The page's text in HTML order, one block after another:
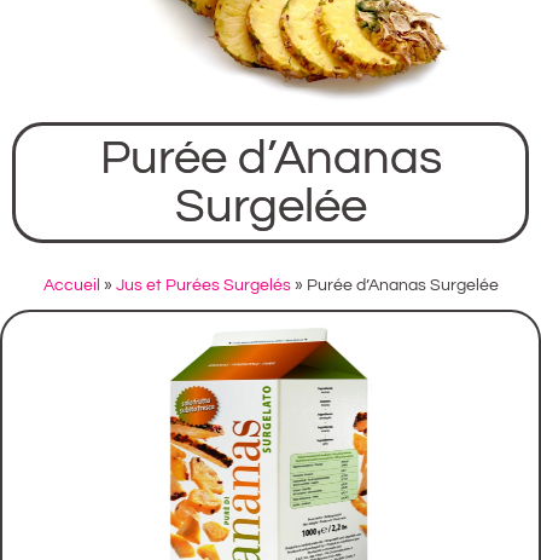
Purée d’Ananas
Surgelée
Accueil » Jus et Purées Surgelés» Purée d’Ananas Surgelée